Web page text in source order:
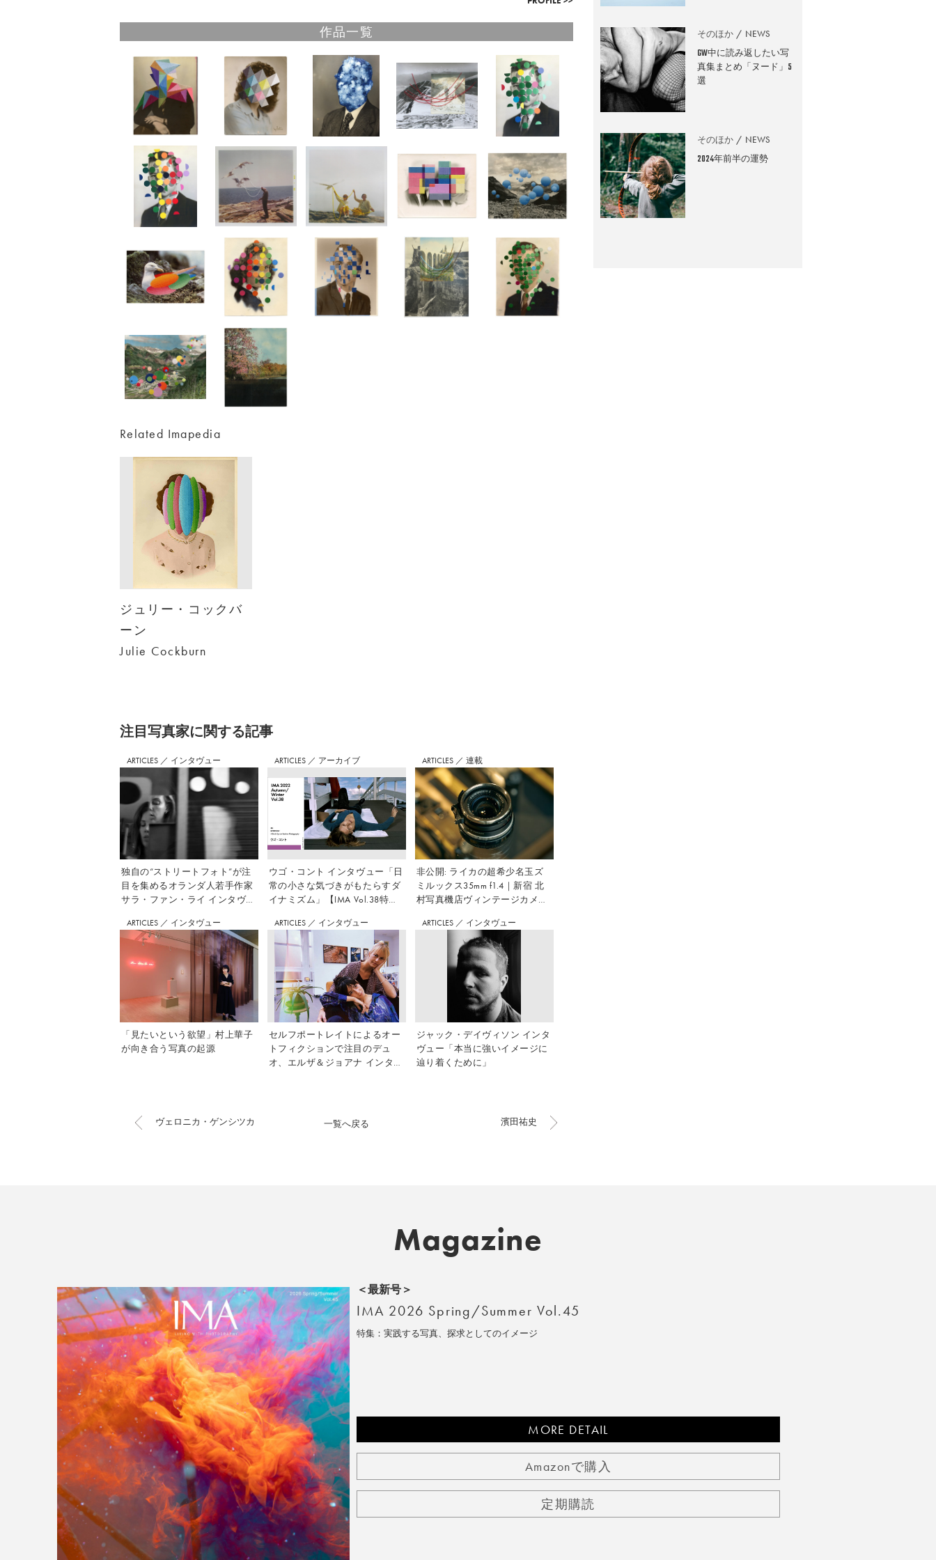
作品一覧
Related Imapedia
ジュリー・コックバ
ーン
Julie Cockburn
注⽬写真家に関する記事
ARTICLES ／ インタヴュー
独自の“ストリートフォト”が注
目を集めるオランダ人若手作家
サラ・ファン・ライ インタヴュ
ARTICLES ／ アーカイブ
ウゴ・コント インタヴュー「日
常の小さな気づきがもたらすダ
イナミズム」【IMA Vol.38特
ARTICLES ／ 連載
非公開: ライカの超希少名玉ズ
ミルックス35mm f1.4｜新宿 北
村写真機店ヴィンテージカメラ
ARTICLES ／ インタヴュー
「見たいという欲望」村上華子
が向き合う写真の起源
ARTICLES ／ インタヴュー
セルフポートレイトによるオー
トフィクションで注目のデュ
オ、エルザ＆ジョアナ インタヴ
ARTICLES ／ インタヴュー
ジャック・デイヴィソン インタ
ヴュー「本当に強いイメージに
辿り着くために」
ヴェロニカ・ゲンシツカ 濱田祐史
一覧へ戻る
そのほか NEWS
GW中に読み返したい写
真集まとめ「ヌード」5
選
そのほか NEWS
2024年前半の運勢
Magazine
＜最新号＞
IMA 2026 Spring/Summer Vol.45
特集：実践する写真、探求としてのイメージ
MORE DETAIL
Amazonで購入
定期購読